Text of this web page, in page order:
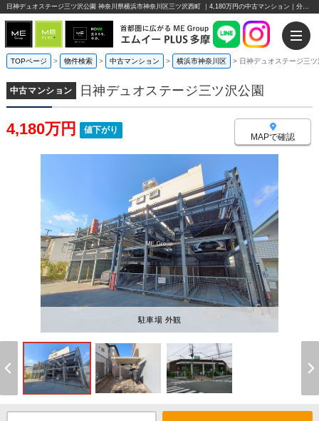
日神デュオステージ三ツ沢公園 神奈川県横浜市神奈川区三ツ沢西町 ｜4,180万円の中古マンション｜分譲住宅や新築物件｜エムイーPLUS多摩
TOPページ > 物件検索 > 中古マンション > 横浜市神奈川区 > 日神デュオステージ三
中古マンション 日神デュオステージ三ツ沢公園
4,180万円 値下がり
MAPで確認
駐車場 外観